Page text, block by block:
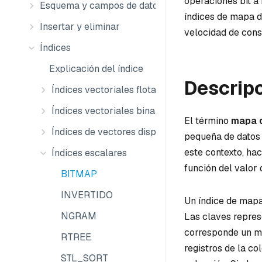
Esquema y campos de datos
Insertar y eliminar
Índices
Explicación del índice
Índices vectoriales flotantes
Índices vectoriales binarios
Índices de vectores dispersos
Índices escalares
BITMAP
INVERTIDO
NGRAM
RTREE
STL_SORT
índices de mapa
velocidad de
El término mapa
pequeña de
este contexto,
función del valor
Un índice de
Las claves
corresponde un
registros de la